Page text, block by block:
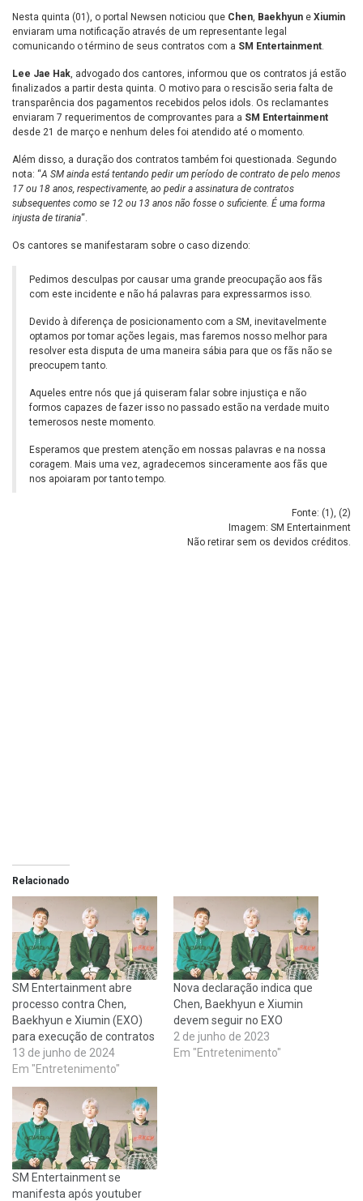
Nesta quinta (01), o portal Newsen noticiou que Chen, Baekhyun e Xiumin
enviaram uma notificação através de um representante legal
comunicando o término de seus contratos com a SM Entertainment.
Lee Jae Hak, advogado dos cantores, informou que os contratos já estão
finalizados a partir desta quinta. O motivo para o rescisão seria falta de
transparência dos pagamentos recebidos pelos idols. Os reclamantes
enviaram 7 requerimentos de comprovantes para a SM Entertainment
desde 21 de março e nenhum deles foi atendido até o momento.
Além disso, a duração dos contratos também foi questionada. Segundo
nota: “A SM ainda está tentando pedir um período de contrato de pelo menos
17 ou 18 anos, respectivamente, ao pedir a assinatura de contratos
subsequentes como se 12 ou 13 anos não fosse o suficiente. É uma forma
injusta de tirania“.
Os cantores se manifestaram sobre o caso dizendo:
Pedimos desculpas por causar uma grande preocupação aos fãs
com este incidente e não há palavras para expressarmos isso.
Devido à diferença de posicionamento com a SM, inevitavelmente
optamos por tomar ações legais, mas faremos nosso melhor para
resolver esta disputa de uma maneira sábia para que os fãs não se
preocupem tanto.
Aqueles entre nós que já quiseram falar sobre injustiça e não
formos capazes de fazer isso no passado estão na verdade muito
temerosos neste momento.
Esperamos que prestem atenção em nossas palavras e na nossa
coragem. Mais uma vez, agradecemos sinceramente aos fãs que
nos apoiaram por tanto tempo.
Fonte: (1 ), (2)
Imagem: SM Entertainment
Não retirar sem os devidos créditos.
Relacionado
SM Entertainment abre
processo contra Chen,
Baekhyun e Xiumin (EXO)
para execução de contratos
13 de junho de 2024
Em "Entretenimento"
Nova declaração indica que
Chen, Baekhyun e Xiumin
devem seguir no EXO
2 de junho de 2023
Em "Entretenimento"
SM Entertainment se
manifesta após youtuber